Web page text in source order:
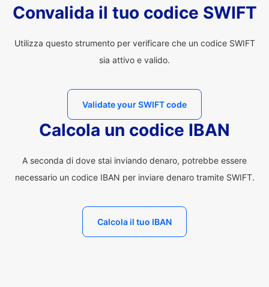
Convalida il tuo codice SWIFT
Utilizza questo strumento per verificare che un codice SWIFT
sia attivo e valido.
Validate your SWIFT code
Calcola un codice IBAN
A seconda di dove stai inviando denaro, potrebbe essere
necessario un codice IBAN per inviare denaro tramite SWIFT.
Calcola il tuo IBAN